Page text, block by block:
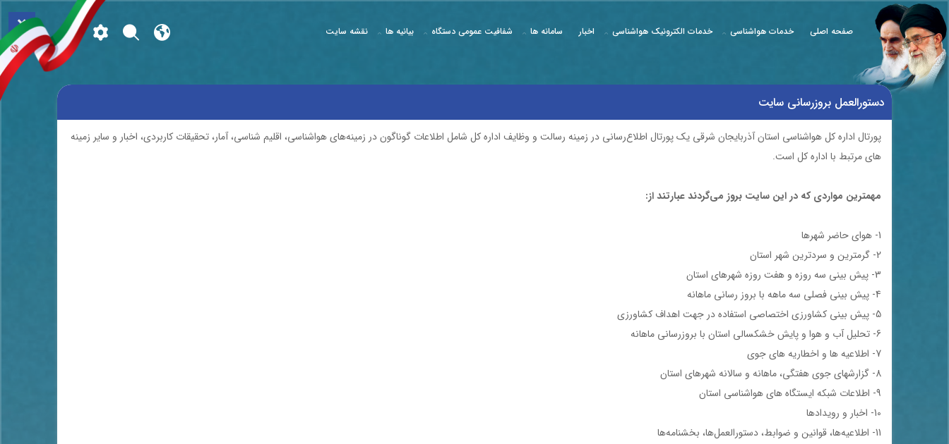
× صفحه اصلی خدمات هواشناسی خدمات الکترونیک هواشناسی اخبار سامانه ها شفافیت عمومی دستگاه بیانیه ها نقشه سایت
دستورالعمل بروزرسانی سایت
پورتال اداره کل هواشناسی استان آذربایجان شرقی يك پورتال اطلاع‌رساني در زمينه رسالت و وظايف اداره کل شامل اطلاعات گوناگون در زمينه‌هاي هواشناسی، اقلیم شناسی، آمار، تحقیقات کاربردی، اخبار و سایر زمینه
های مرتبط با اداره کل است.
مهمترين مواردي كه در اين سايت بروز مي‌گردند عبارتند از:
1- هوای حاضر شهرها
2- گرمترین و سردترین شهر استان
3- پیش بینی سه روزه و هفت روزه شهرهای استان
4- پیش بینی فصلی سه ماهه با بروز رسانی ماهانه
5- پیش بینی کشاورزی اختصاصی استفاده در جهت اهداف کشاورزی
6- تحلیل آب و هوا و پایش خشکسالی استان با بروزرسانی ماهانه
7- اطلاعیه ها و اخطاریه های جوی
8- گزارشهای جوی هفتگی، ماهانه و سالانه شهرهای استان
9- اطلاعات شبکه ایستگاه های هواشناسی استان
10- اخبار و رويدادها
11- اطلاعيه‌ها، قوانين و ضوابط، دستورالعمل‌ها، بخشنامه‌ها